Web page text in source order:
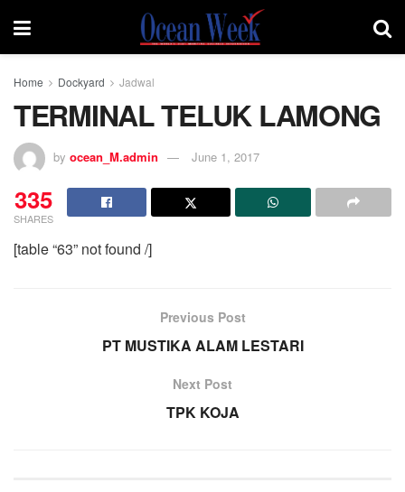
Home Dockyard Jadwal
TERMINAL TELUK LAMONG
by ocean_M.admin June 1, 2017
335
SHARES
[table “63” not found /]
Previous Post
PT MUSTIKA ALAM LESTARI
Next Post
TPK KOJA